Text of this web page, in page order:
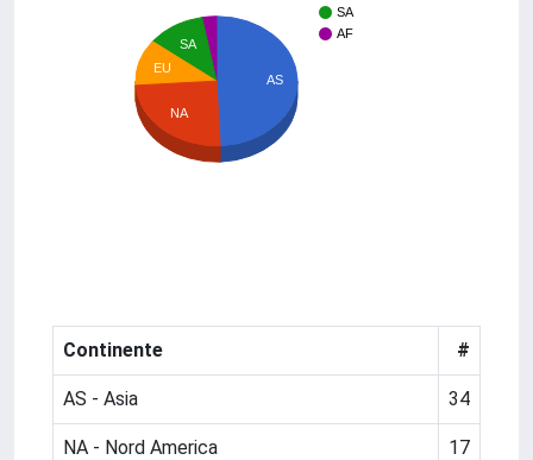
SA
AF
AS
SA
EU
NA
Continente #
AS - Asia 34
NA - Nord America 17